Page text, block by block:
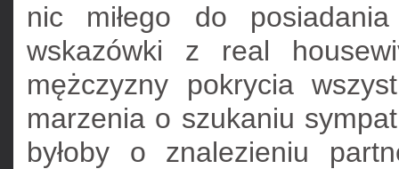
nic miłego do
wskazówki z real
mężczyzny pokrycia
marzenia o szukaniu
byłoby o znalezieniu